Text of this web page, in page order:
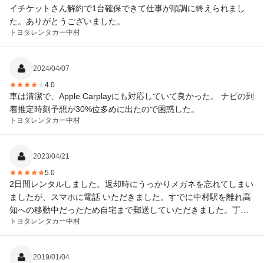
イチケットさん解約で1台確保できて仕事が順調に終えられまし
た。ありがとうございました。
トヨタレンタカー中村
2024/04/07
4.0
車は清潔で、Apple Carplayにも対応していて良かった。 ナビの到
着推定時刻予想が30%位多めに出たので困惑した。
トヨタレンタカー中村
2023/04/21
5.0
2日間レンタルしました。返却時にうっかりメガネを忘れてしまい
ましたが、スマホに電話 いただきました。すでに中村駅を離れ高
知への移動中だったため自宅まで郵送していただきました。丁寧
に梱包されていて手紙も入っていました。中村店今上さま、無事
こちらに届きました。ありがとうございました。
トヨタレンタカー中村
2019/01/04